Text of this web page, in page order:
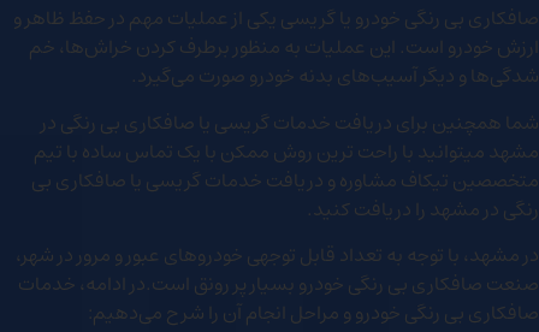
صافکاری بی رنگی خودرو یا گریسی یکی از عملیات مهم در حفظ ظاهر و
ارزش خودرو است. این عملیات به منظور برطرف کردن خراش‌ها، خم
شدگی‌ها و دیگر آسیب‌های بدنه خودرو صورت می‌گیرد.
شما همچنین برای دریافت خدمات گریسی یا صافکاری بی رنگی در
مشهد میتوانید با راحت ترین روش ممکن با یک تماس ساده با تیم
متخصصین تیکاف مشاوره و دریافت خدمات گریسی یا صافکاری بی
رنگی در مشهد را دریافت کنید.
در مشهد، با توجه به تعداد قابل توجهی خودروهای عبور و مرور در شهر،
صنعت صافکاری بی رنگی خودرو بسیار پر رونق است.در ادامه، خدمات
صافکاری بی رنگی خودرو و مراحل انجام آن را شرح می‌دهیم: